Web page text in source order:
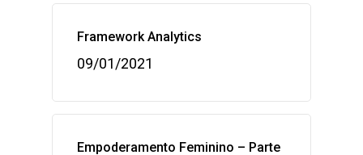
Framework Analytics
09/01/2021
Empoderamento Feminino – Parte